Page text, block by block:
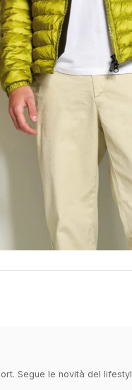
Segue le novità del